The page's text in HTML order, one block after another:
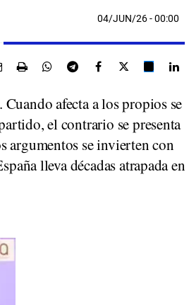
04/JUN/26- 00:00
afecta a los propios se
el contrario se presenta
argumentos se invierten con
lleva décadas atrapada en